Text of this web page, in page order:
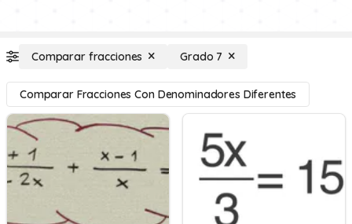
Comparar fracciones Grado 7
Comparar Fracciones Con Denominadores Diferentes